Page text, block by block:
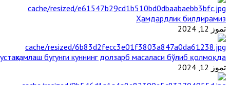
Ҳамдардлик билдирамиз
تموز 12, 2024
бугунги куннинг долзарб масаласи бўлиб қолмоқда
تموز 12, 2024